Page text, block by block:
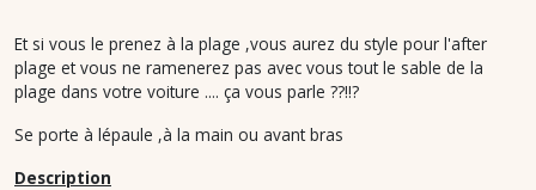
Et si vous le prenez à la plage ,vous aurez du style pour l'after
plage et vous ne ramenerez pas avec vous tout le sable de la
plage dans votre voiture .... ça vous parle ??!!?
Se porte à lépaule ,à la main ou avant bras
Description